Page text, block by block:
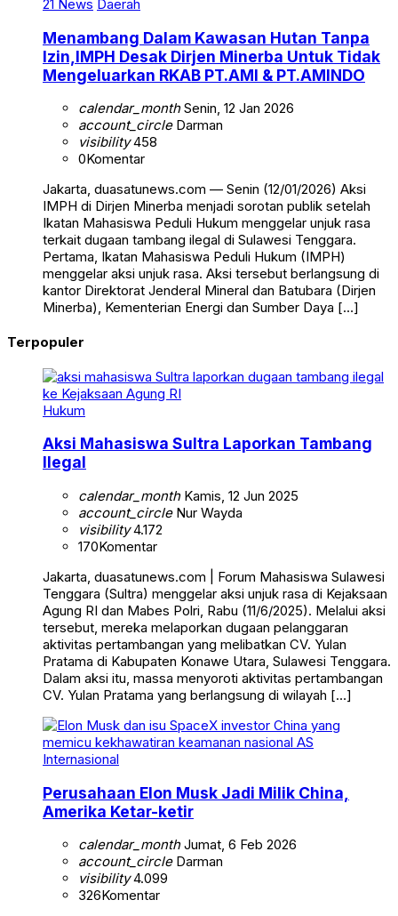
21 News Daerah
Menambang Dalam Kawasan Hutan Tanpa
Izin,IMPH Desak Dirjen Minerba Untuk Tidak
Mengeluarkan RKAB PT.AMI & PT.AMINDO
calendar_monthSenin, 12 Jan 2026
account_circleDarman
visibility458
0Komentar
Jakarta, duasatunews.com — Senin (12/01/2026) Aksi
IMPH di Dirjen Minerba menjadi sorotan publik setelah
Ikatan Mahasiswa Peduli Hukum menggelar unjuk rasa
terkait dugaan tambang ilegal di Sulawesi Tenggara.
Pertama, Ikatan Mahasiswa Peduli Hukum (IMPH)
menggelar aksi unjuk rasa. Aksi tersebut berlangsung di
kantor Direktorat Jenderal Mineral dan Batubara (Dirjen
Minerba), Kementerian Energi dan Sumber Daya […]
Terpopuler
Hukum
Aksi Mahasiswa Sultra Laporkan Tambang
Ilegal
calendar_monthKamis, 12 Jun 2025
account_circleNur Wayda
visibility4.172
170Komentar
Jakarta, duasatunews.com | Forum Mahasiswa Sulawesi
Tenggara (Sultra) menggelar aksi unjuk rasa di Kejaksaan
Agung RI dan Mabes Polri, Rabu (11/6/2025). Melalui aksi
tersebut, mereka melaporkan dugaan pelanggaran
aktivitas pertambangan yang melibatkan CV. Yulan
Pratama di Kabupaten Konawe Utara, Sulawesi Tenggara.
Dalam aksi itu, massa menyoroti aktivitas pertambangan
CV. Yulan Pratama yang berlangsung di wilayah […]
Internasional
Perusahaan Elon Musk Jadi Milik China,
Amerika Ketar-ketir
calendar_monthJumat, 6 Feb 2026
account_circleDarman
visibility4.099
326Komentar